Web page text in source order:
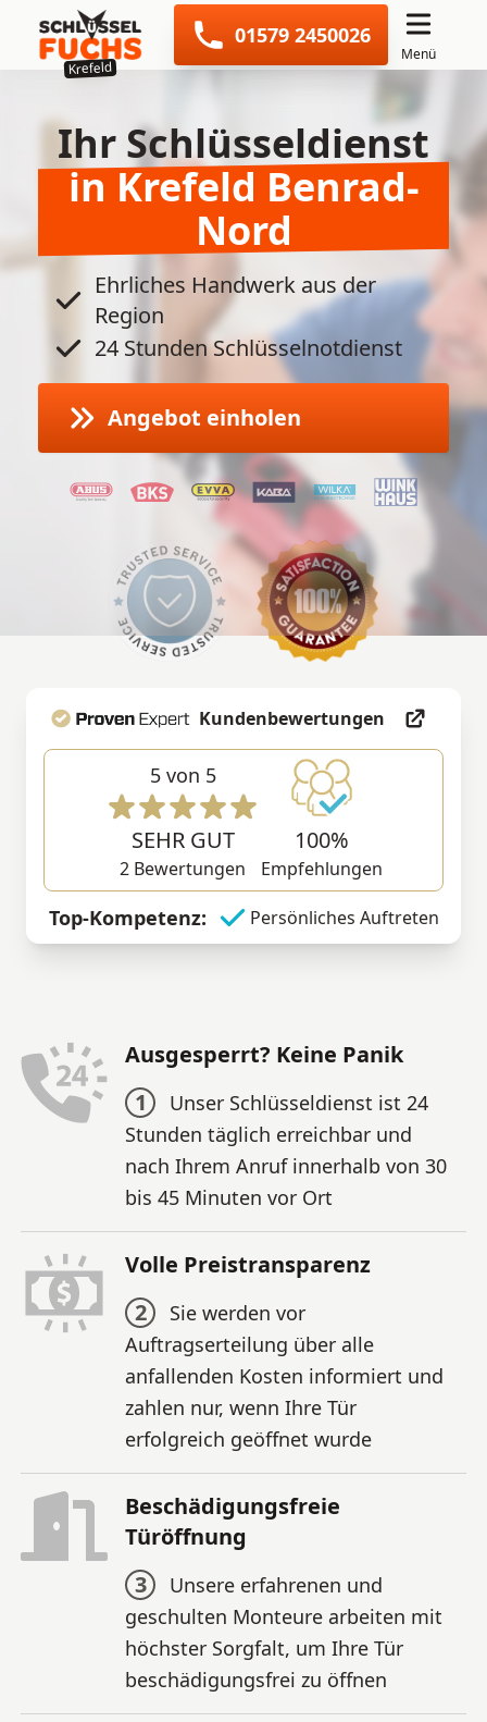
Navigation überspringen
Krefeld
01579 2450026
Menü
Ihr Schlüsseldienst
in Krefeld Benrad-
Nord
Ehrliches Handwerk aus der
Region
24 Stunden Schlüsselnotdienst
Angebot einholen
Kundenbewertungen
5von 5
SEHR GUT
2 Bewertungen
100%
Empfehlungen
Top-Kompetenz: Persönliches Auftreten
Ausgesperrt? Keine Panik
1
Unser Schlüsseldienst ist 24
Stunden täglich erreichbar und
nach Ihrem Anruf innerhalb von 30
bis 45 Minuten vor Ort
Volle Preistransparenz
2
Sie werden vor
Auftragserteilung über alle
anfallenden Kosten informiert und
zahlen nur, wenn Ihre Tür
erfolgreich geöffnet wurde
Beschädigungsfreie
Türöffnung
3
Unsere erfahrenen und
geschulten Monteure arbeiten mit
höchster Sorgfalt, um Ihre Tür
beschädigungsfrei zu öffnen